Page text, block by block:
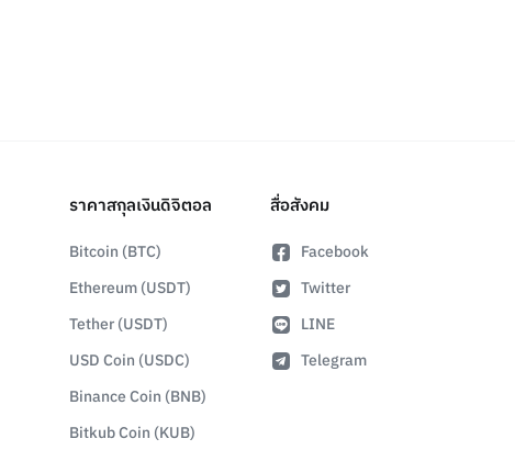
ราคาสกุลเงินดิจิตอล
Bitcoin (BTC)
Ethereum (USDT)
Tether (USDT)
USD Coin (USDC)
Binance Coin (BNB)
Bitkub Coin (KUB)
สื่อสังคม
Facebook
Twitter
LINE
Telegram